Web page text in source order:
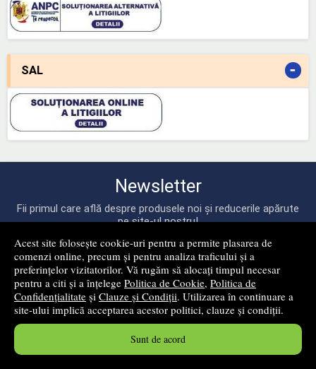
Acest site folosește cookie-uri pentru a permite plasarea de
comenzi online, precum și pentru analiza traficului și a
preferințelor vizitatorilor. Vă rugăm să alocați timpul necesar
pentru a citi și a înțelege Politica de Cookie, Politica de
Confidențialitate și Clauze și Condiții. Utilizarea în continuare a
site-ului implică acceptarea acestor politici, clauze și condiții.
Sunt de acord
SAL -
Newsletter
Fii primul care află despre produsele noi și reducerile apărute
pe site-ul nostru!
mă abonez!